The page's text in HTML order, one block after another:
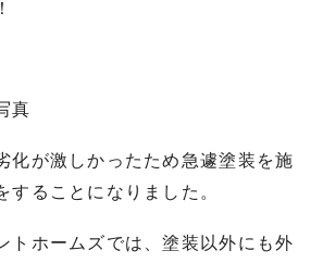
真
化が激しかったため急遽塗装を施
することになりました。
トホームズでは、塗装以外にも外